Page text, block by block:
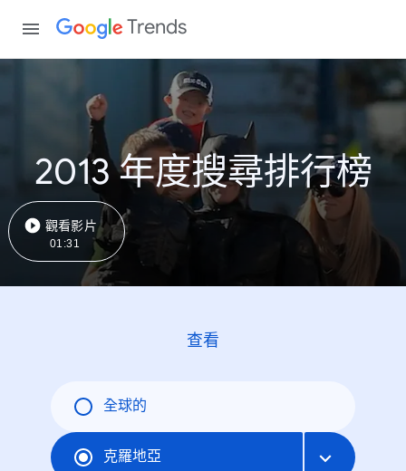
Trends
2013 年度搜尋排行榜
觀看影片
01:31
查看
全球的
克羅地亞